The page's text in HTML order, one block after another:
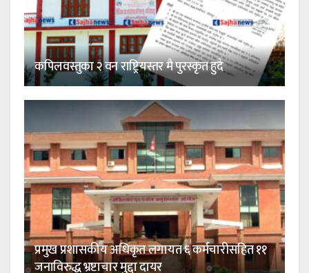
कपिलवस्तुका २ वन राष्ट्रियस्तर मै पुरस्कृत हुदै
प्रमुख प्रशासकीय अधिकृत लगायत ६ कर्मचारीसहित ११
जनाविरुद्ध भ्रष्टाचार मुद्दा दायर